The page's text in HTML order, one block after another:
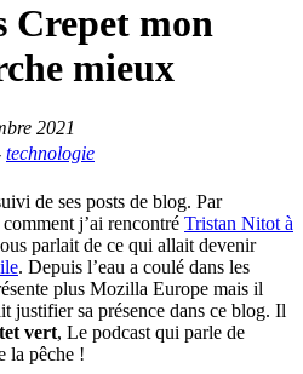
Crepet mon
mieux
2021
technologie
de ses posts de blog. Par
j’ai rencontré Tristan Nitot à
parlait de ce qui allait devenir
. Depuis l’eau a coulé dans les
plus Mozilla Europe mais il
justifier sa présence dans ce blog. Il
vert, Le podcast qui parle de
la pêche !